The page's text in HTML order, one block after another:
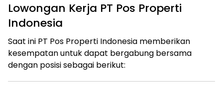
Lowongan Kerja PT Pos Properti
Indonesia
Saat ini PT Pos Properti Indonesia memberikan
kesempatan untuk dapat bergabung bersama
dengan posisi sebagai berikut: